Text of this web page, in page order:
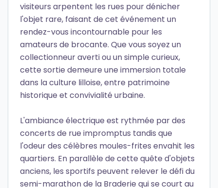
visiteurs arpentent les rues pour dénicher
l'objet rare, faisant de cet événement un
rendez-vous incontournable pour les
amateurs de brocante. Que vous soyez un
collectionneur averti ou un simple curieux,
cette sortie demeure une immersion totale
dans la culture lilloise, entre patrimoine
historique et convivialité urbaine.
L'ambiance électrique est rythmée par des
concerts de rue impromptus tandis que
l'odeur des célèbres moules-frites envahit les
quartiers. En parallèle de cette quête d'objets
anciens, les sportifs peuvent relever le défi du
semi-marathon de la Braderie qui se court au